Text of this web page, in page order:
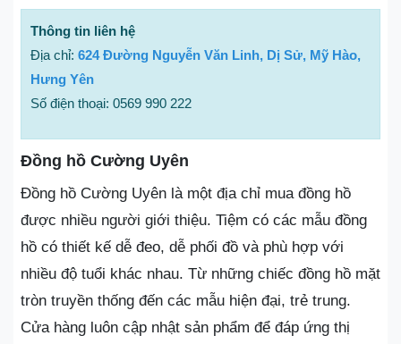
Thông tin liên hệ
Địa chỉ: 624 Đường Nguyễn Văn Linh, Dị Sử, Mỹ Hào,
Hưng Yên
Số điện thoại: 0569 990 222
Đồng hồ Cường Uyên
Đồng hồ Cường Uyên là một địa chỉ mua đồng hồ
được nhiều người giới thiệu. Tiệm có các mẫu đồng
hồ có thiết kế dễ đeo, dễ phối đồ và phù hợp với
nhiều độ tuổi khác nhau. Từ những chiếc đồng hồ mặt
tròn truyền thống đến các mẫu hiện đại, trẻ trung.
Cửa hàng luôn cập nhật sản phẩm để đáp ứng thị